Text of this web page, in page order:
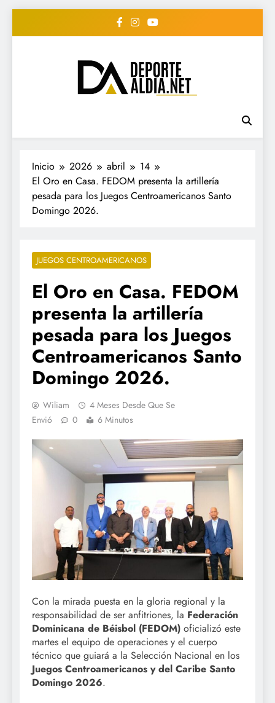
• DEPORTE AL DIA •
"Periodico Deportivo
Digital"
#deportealdiard #deportealdiaperiodico
Inicio 2026 abril
14
El Oro en Casa. FEDOM presenta la artillería
pesada para los Juegos Centroamericanos Santo
Domingo 2026.
JUEGOS CENTROAMERICANOS
El Oro en Casa. FEDOM
presenta la artillería
pesada para los Juegos
Centroamericanos Santo
Domingo 2026.
Wiliam
4 Meses Desde Que Se
Envió
0 6 Minutos
Con la mirada puesta en la gloria regional y la
responsabilidad de ser anfitriones, la Federación
Dominicana de Béisbol (FEDOM) oficializó este
martes el equipo de operaciones y el cuerpo
técnico que guiará a la Selección Nacional en los
Juegos Centroamericanos y del Caribe Santo
Domingo 2026.